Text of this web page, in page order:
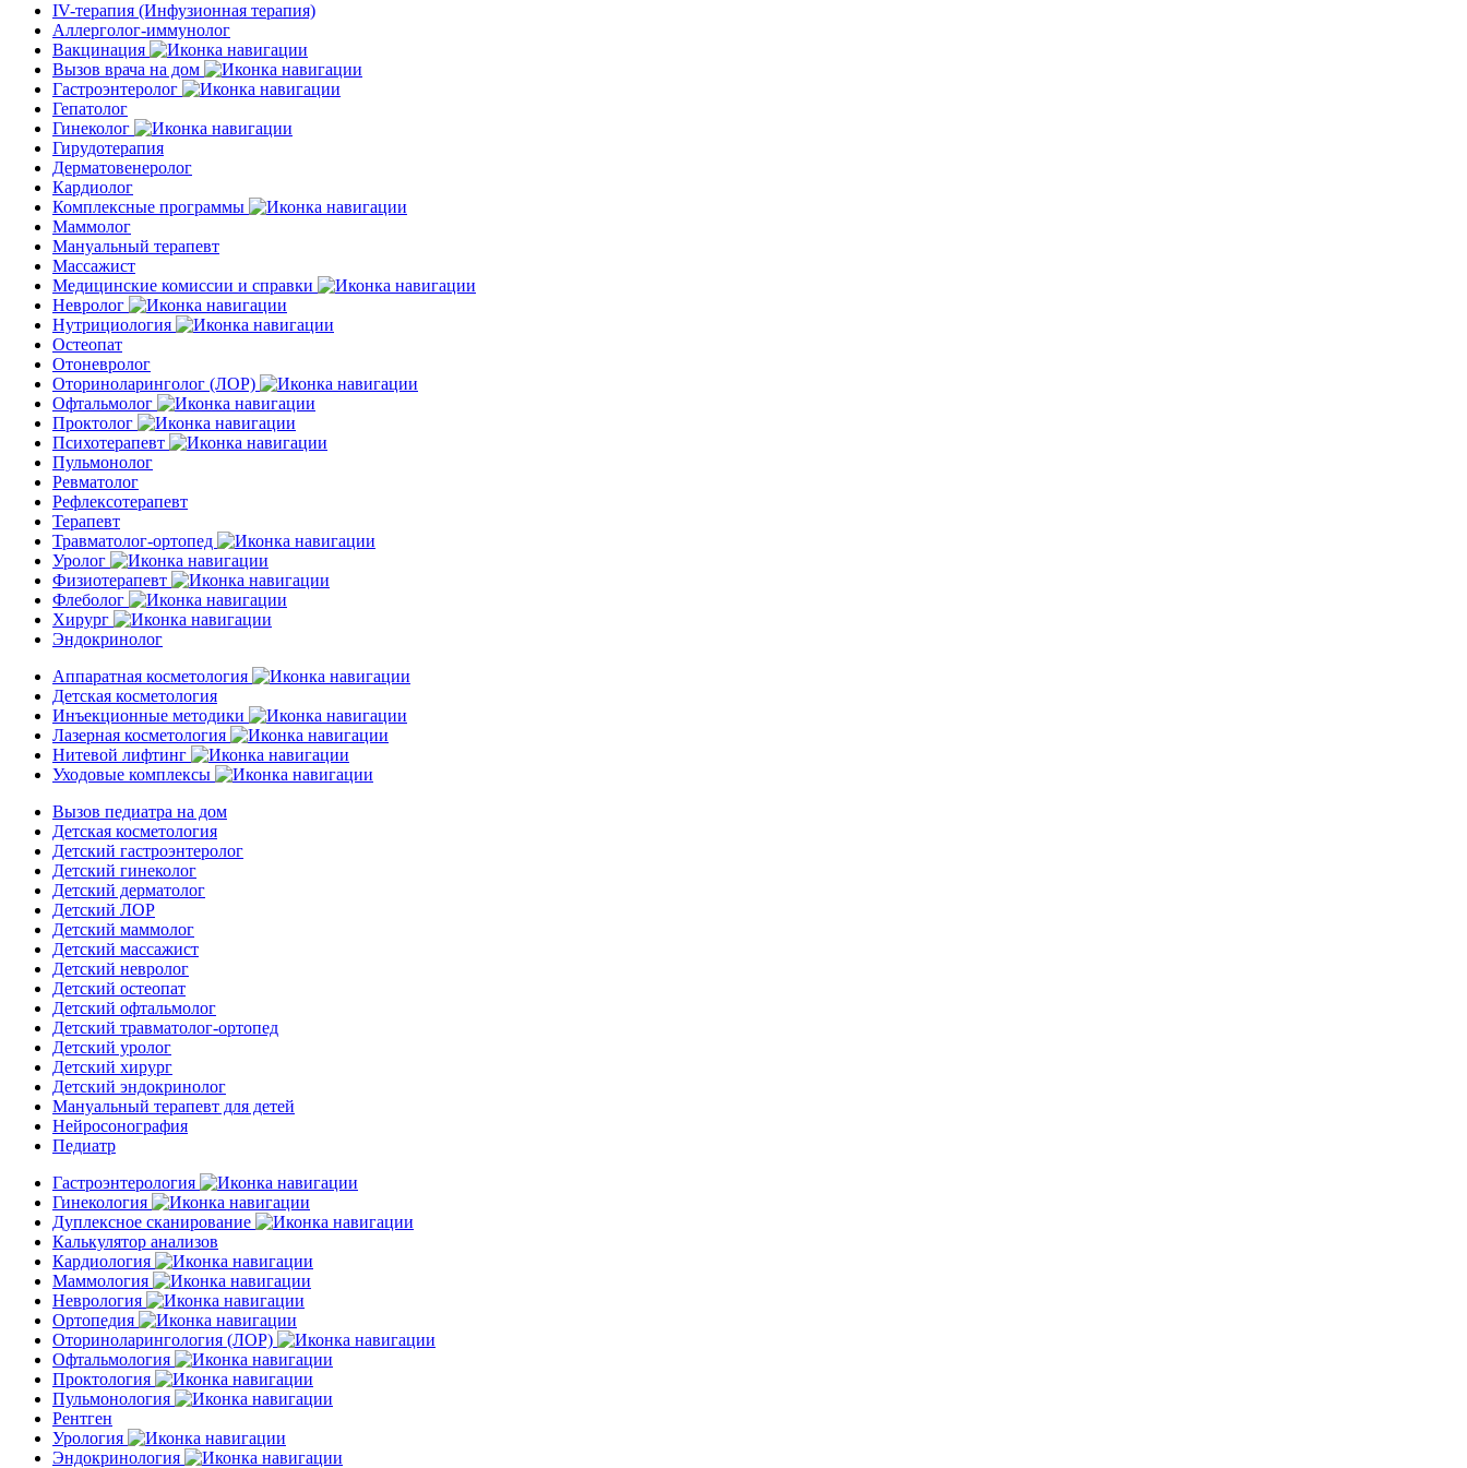
IV-терапия (Инфузионная терапия)
Аллерголог-иммунолог
Вакцинация
Вызов врача на дом
Гастроэнтеролог
Гепатолог
Гинеколог
Гирудотерапия
Дерматовенеролог
Кардиолог
Комплексные программы
Маммолог
Мануальный терапевт
Массажист
Медицинские комиссии и справки
Невролог
Нутрициология
Остеопат
Отоневролог
Оториноларинголог (ЛОР)
Офтальмолог
Проктолог
Психотерапевт
Пульмонолог
Ревматолог
Рефлексотерапевт
Терапевт
Травматолог-ортопед
Уролог
Физиотерапевт
Флеболог
Хирург
Эндокринолог
Аппаратная косметология
Детская косметология
Инъекционные методики
Лазерная косметология
Нитевой лифтинг
Уходовые комплексы
Вызов педиатра на дом
Детская косметология
Детский гастроэнтеролог
Детский гинеколог
Детский дерматолог
Детский ЛОР
Детский маммолог
Детский массажист
Детский невролог
Детский остеопат
Детский офтальмолог
Детский травматолог-ортопед
Детский уролог
Детский хирург
Детский эндокринолог
Мануальный терапевт для детей
Нейросонография
Педиатр
Гастроэнтерология
Гинекология
Дуплексное сканирование
Калькулятор анализов
Кардиология
Маммология
Неврология
Ортопедия
Оториноларингология (ЛОР)
Офтальмология
Проктология
Пульмонология
Рентген
Урология
Эндокринология